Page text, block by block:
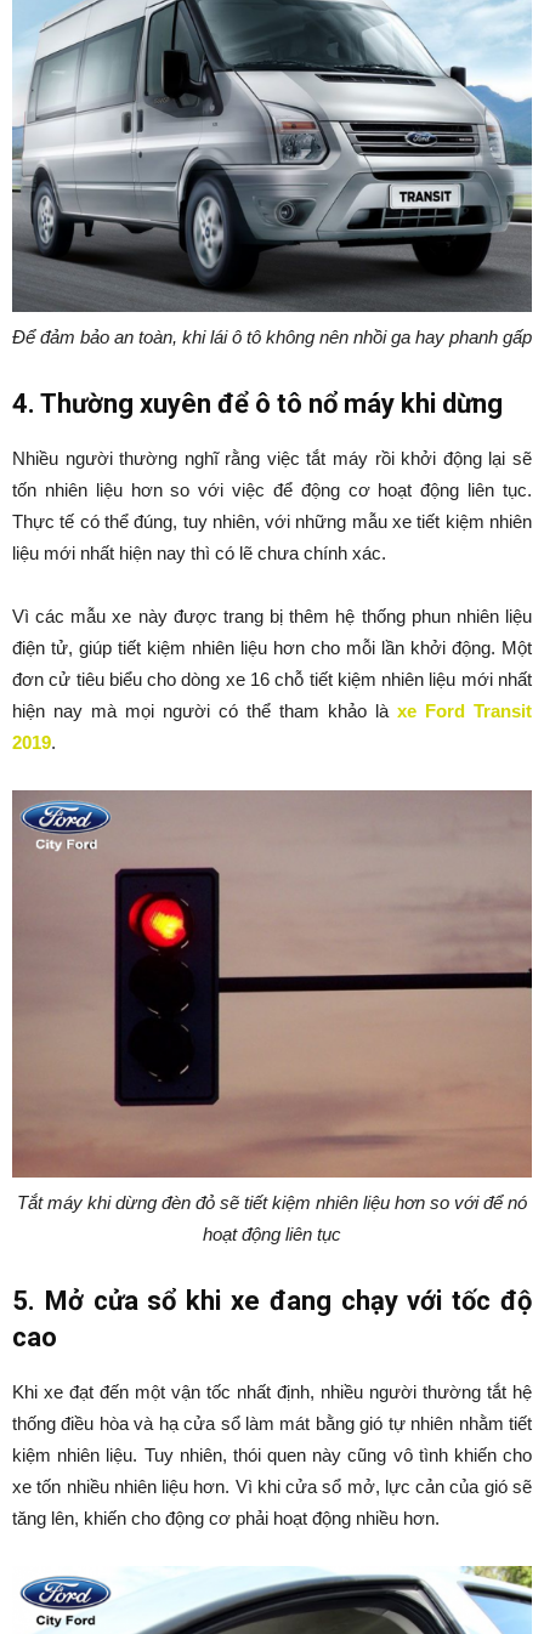
Để đảm bảo an toàn, khi lái ô tô không nên nhồi ga hay phanh gấp
4. Thường xuyên để ô tô nổ máy khi dừng
Nhiều người thường nghĩ rằng việc tắt máy rồi khởi động lại sẽ
tốn nhiên liệu hơn so với việc để động cơ hoạt động liên tục.
Thực tế có thể đúng, tuy nhiên, với những mẫu xe tiết kiệm nhiên
liệu mới nhất hiện nay thì có lẽ chưa chính xác.
Vì các mẫu xe này được trang bị thêm hệ thống phun nhiên liệu
điện tử, giúp tiết kiệm nhiên liệu hơn cho mỗi lần khởi động. Một
đơn cử tiêu biểu cho dòng xe 16 chỗ tiết kiệm nhiên liệu mới nhất
hiện nay mà mọi người có thể tham khảo là xe Ford Transit
2019.
Tắt máy khi dừng đèn đỏ sẽ tiết kiệm nhiên liệu hơn so với để nó
hoạt động liên tục
5. Mở cửa sổ khi xe đang chạy với tốc độ
cao
Khi xe đạt đến một vận tốc nhất định, nhiều người thường tắt hệ
thống điều hòa và hạ cửa sổ làm mát bằng gió tự nhiên nhằm tiết
kiệm nhiên liệu. Tuy nhiên, thói quen này cũng vô tình khiến cho
xe tốn nhiều nhiên liệu hơn. Vì khi cửa sổ mở, lực cản của gió sẽ
tăng lên, khiến cho động cơ phải hoạt động nhiều hơn.